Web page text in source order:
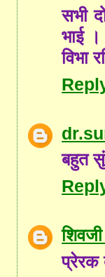
सभी
भाई ।
विभा
बहुत
प्रेरक